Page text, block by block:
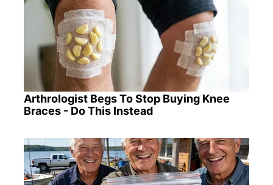
Arthrologist Begs To Stop Buying Knee
Braces - Do This Instead